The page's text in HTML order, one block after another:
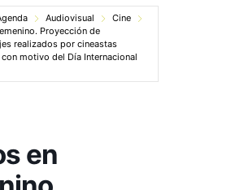
Audiovisual
Cine
Proyección de
realizados por cineastas
motivo del Día Internacional
en